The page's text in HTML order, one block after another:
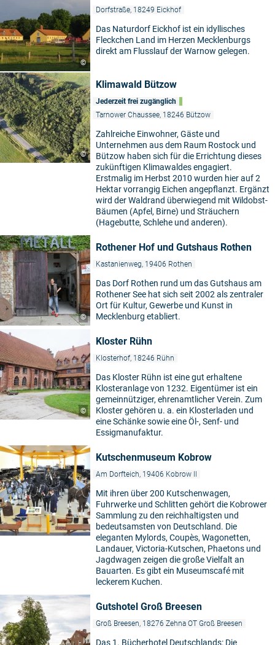
©
Dorfstraße, 18249 Eickhof
Das Naturdorf Eickhof ist ein idyllisches
Fleckchen Land im Herzen Mecklenburgs
direkt am Flusslauf der Warnow gelegen.
©
Klimawald Bützow
Jederzeit frei zugänglich
Tarnower Chaussee, 18246 Bützow
Zahlreiche Einwohner, Gäste und
Unternehmen aus dem Raum Rostock und
Bützow haben sich für die Errichtung dieses
zukünftigen Klimawaldes engagiert.
Erstmalig im Herbst 2010 wurden hier auf 2
Hektar vorrangig Eichen angepflanzt. Ergänzt
wird der Waldrand überwiegend mit Wildobst-
Bäumen (Apfel, Birne) und Sträuchern
(Hagebutte, Schlehe und anderen).
©
Rothener Hof und Gutshaus Rothen
Kastanienweg, 19406 Rothen
Das Dorf Rothen rund um das Gutshaus am
Rothener See hat sich seit 2002 als zentraler
Ort für Kultur, Gewerbe und Kunst in
Mecklenburg etabliert.
©
Kloster Rühn
Klosterhof, 18246 Rühn
Das Kloster Rühn ist eine gut erhaltene
Klosteranlage von 1232. Eigentümer ist ein
gemeinnütziger, ehrenamtlicher Verein. Zum
Kloster gehören u. a. ein Klosterladen und
eine Schänke sowie eine Öl-, Senf- und
Essigmanufaktur.
Kutschenmuseum Kobrow
Am Dorfteich, 19406 Kobrow II
Mit ihren über 200 Kutschenwagen,
Fuhrwerke und Schlitten gehört die Kobrower
Sammlung zu den reichhaltigsten und
bedeutsamsten von Deutschland. Die
eleganten Mylords, Coupès, Wagonetten,
Landauer, Victoria-Kutschen, Phaetons und
Jagdwagen zeigen die große Vielfalt an
Bauarten. Es gibt ein Museumscafé mit
leckerem Kuchen.
Gutshotel Groß Breesen
Groß Breesen, 18276 Zehna OT Groß Breesen
Das 1. Bücherhotel Deutschlands: Die